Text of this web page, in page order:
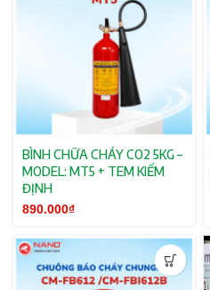
BÌNH CHỮA CHÁY CO2 5KG –
MODEL: MT5 + TEM KIỂM
ĐỊNH
890.000₫